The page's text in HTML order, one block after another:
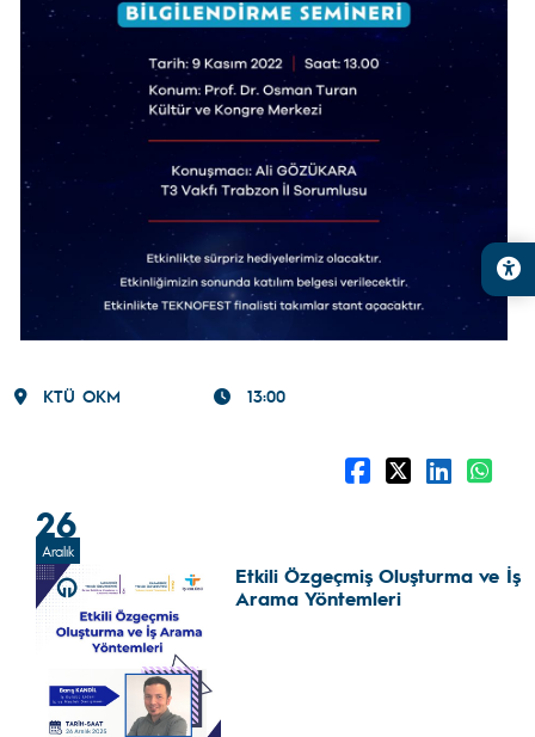
KTÜ OKM 13:00
26
Aralık
Etkili Özgeçmiş Oluşturma ve İş
Arama Yöntemleri